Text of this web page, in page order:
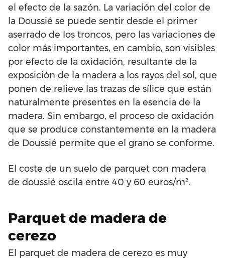
el efecto de la sazón. La variación del color de
la Doussié se puede sentir desde el primer
aserrado de los troncos, pero las variaciones de
color más importantes, en cambio, son visibles
por efecto de la oxidación, resultante de la
exposición de la madera a los rayos del sol, que
ponen de relieve las trazas de sílice que están
naturalmente presentes en la esencia de la
madera. Sin embargo, el proceso de oxidación
que se produce constantemente en la madera
de Doussié permite que el grano se conforme.
El coste de un suelo de parquet con madera
de doussié oscila entre 40 y 60 euros/m².
Parquet de madera de
cerezo
El parquet de madera de cerezo es muy